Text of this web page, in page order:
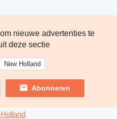
nieuwe advertenties te
deze sectie
New Holland
Abonneren